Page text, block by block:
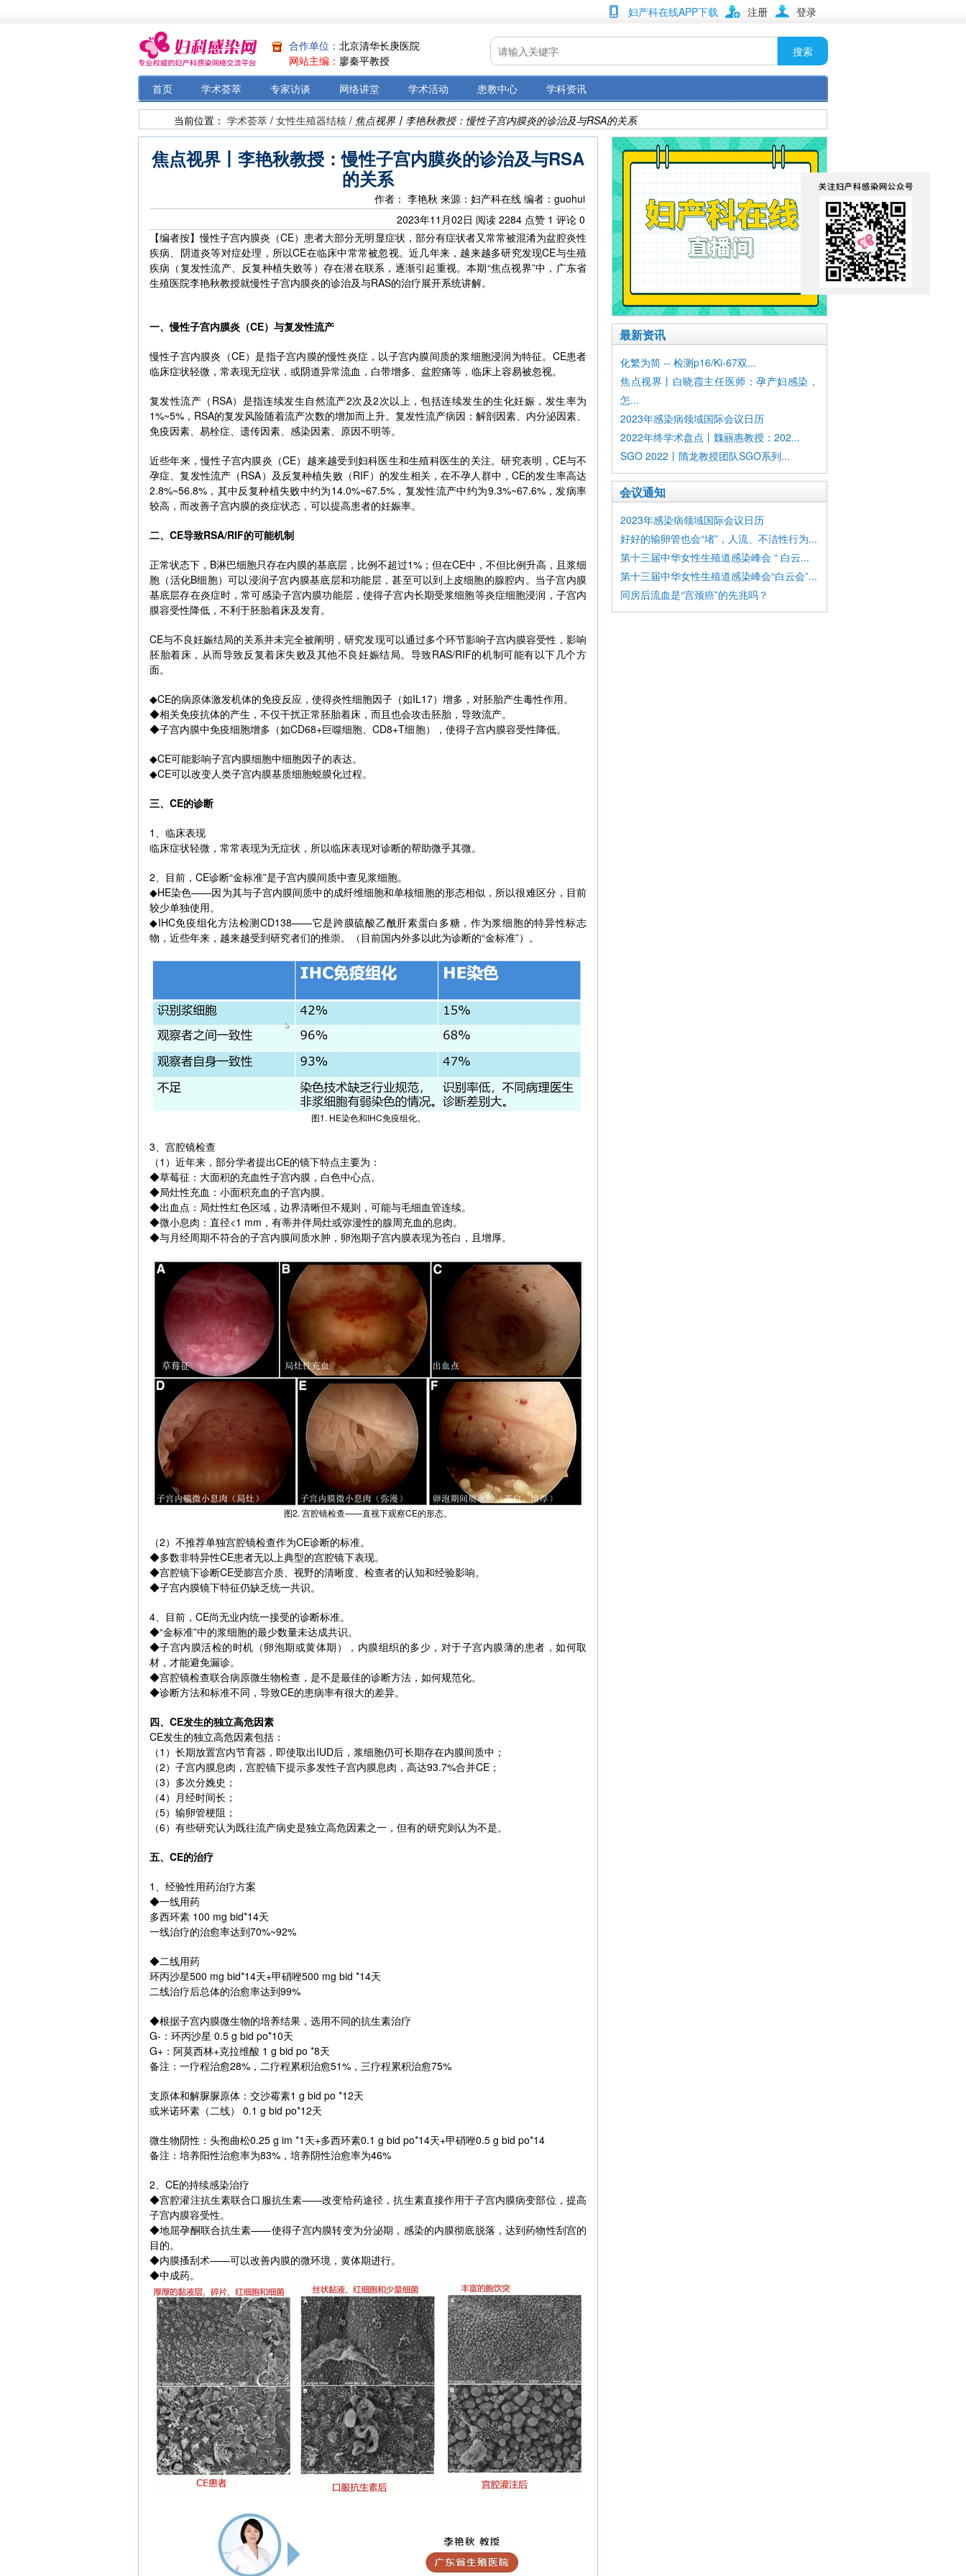
妇产科在线APP下载 注册 登录
合作单位： 北京清华长庚医院
网站主编： 廖秦平教授
搜索
首页 学术荟萃 专家访谈 网络讲堂 学术活动 患教中心 学科资讯
当前位置： 学术荟萃 / 女性生殖器结核 / 焦点视界丨李艳秋教授：慢性子宫内膜炎的诊治及与RSA的关系
焦点视界丨李艳秋教授：慢性子宫内膜炎的诊治及与RSA
的关系
作者： 李艳秋 来源：妇产科在线 编者：guohui
2023年11月02日 阅读 2284 点赞 1 评论 0
【编者按】慢性子宫内膜炎（CE）患者大部分无明显症状，部分有症状者又常常被混淆为盆腔炎性
疾病、阴道炎等对症处理，所以CE在临床中常常被忽视。近几年来，越来越多研究发现CE与生殖
疾病（复发性流产、反复种植失败等）存在潜在联系，逐渐引起重视。本期“焦点视界”中，广东省
生殖医院李艳秋教授就慢性子宫内膜炎的诊治及与RAS的治疗展开系统讲解。
一、慢性子宫内膜炎（CE）与复发性流产
慢性子宫内膜炎（CE）是指子宫内膜的慢性炎症，以子宫内膜间质的浆细胞浸润为特征。CE患者
临床症状轻微，常表现无症状，或阴道异常流血，白带增多、盆腔痛等，临床上容易被忽视。
复发性流产（RSA）是指连续发生自然流产2次及2次以上，包括连续发生的生化妊娠，发生率为
1%~5%，RSA的复发风险随着流产次数的增加而上升。复发性流产病因：解剖因素、内分泌因素、
免疫因素、易栓症、遗传因素、感染因素、原因不明等。
近些年来，慢性子宫内膜炎（CE）越来越受到妇科医生和生殖科医生的关注。研究表明，CE与不
孕症、复发性流产（RSA）及反复种植失败（RIF）的发生相关，在不孕人群中，CE的发生率高达
2.8%~56.8%，其中反复种植失败中约为14.0%~67.5%，复发性流产中约为9.3%~67.6%，发病率
较高，而改善子宫内膜的炎症状态，可以提高患者的妊娠率。
二、CE导致RSA/RIF的可能机制
正常状态下，B淋巴细胞只存在内膜的基底层，比例不超过1%；但在CE中，不但比例升高，且浆细
胞（活化B细胞）可以浸润子宫内膜基底层和功能层，甚至可以到上皮细胞的腺腔内。当子宫内膜
基底层存在炎症时，常可感染子宫内膜功能层，使得子宫内长期受浆细胞等炎症细胞浸润，子宫内
膜容受性降低，不利于胚胎着床及发育。
CE与不良妊娠结局的关系并未完全被阐明，研究发现可以通过多个环节影响子宫内膜容受性，影响
胚胎着床，从而导致反复着床失败及其他不良妊娠结局。导致RAS/RIF的机制可能有以下几个方
面。
◆CE的病原体激发机体的免疫反应，使得炎性细胞因子（如IL17）增多，对胚胎产生毒性作用。
◆相关免疫抗体的产生，不仅干扰正常胚胎着床，而且也会攻击胚胎，导致流产。
◆子宫内膜中免疫细胞增多（如CD68+巨噬细胞、CD8+T细胞），使得子宫内膜容受性降低。
◆CE可能影响子宫内膜细胞中细胞因子的表达。
◆CE可以改变人类子宫内膜基质细胞蜕膜化过程。
三、CE的诊断
1、临床表现
临床症状轻微，常常表现为无症状，所以临床表现对诊断的帮助微乎其微。
2、目前，CE诊断“金标准”是子宫内膜间质中查见浆细胞。
◆HE染色——因为其与子宫内膜间质中的成纤维细胞和单核细胞的形态相似，所以很难区分，目前
较少单独使用。
◆IHC免疫组化方法检测CD138——它是跨膜硫酸乙酰肝素蛋白多糖，作为浆细胞的特异性标志
物，近些年来，越来越受到研究者们的推崇。（目前国内外多以此为诊断的“金标准”）。
图1. HE染色和IHC免疫组化。
3、宫腔镜检查
（1）近年来，部分学者提出CE的镜下特点主要为：
◆草莓征：大面积的充血性子宫内膜，白色中心点。
◆局灶性充血：小面积充血的子宫内膜。
◆出血点：局灶性红色区域，边界清晰但不规则，可能与毛细血管连续。
◆微小息肉：直径<1 mm，有蒂并伴局灶或弥漫性的腺周充血的息肉。
◆与月经周期不符合的子宫内膜间质水肿，卵泡期子宫内膜表现为苍白，且增厚。
图2. 宫腔镜检查——直视下观察CE的形态。
（2）不推荐单独宫腔镜检查作为CE诊断的标准。
◆多数非特异性CE患者无以上典型的宫腔镜下表现。
◆宫腔镜下诊断CE受膨宫介质、视野的清晰度、检查者的认知和经验影响。
◆子宫内膜镜下特征仍缺乏统一共识。
4、目前，CE尚无业内统一接受的诊断标准。
◆“金标准”中的浆细胞的最少数量未达成共识。
◆子宫内膜活检的时机（卵泡期或黄体期），内膜组织的多少，对于子宫内膜薄的患者，如何取
材，才能避免漏诊。
◆宫腔镜检查联合病原微生物检查，是不是最佳的诊断方法，如何规范化。
◆诊断方法和标准不同，导致CE的患病率有很大的差异。
四、CE发生的独立高危因素
CE发生的独立高危因素包括：
（1）长期放置宫内节育器，即使取出IUD后，浆细胞仍可长期存在内膜间质中；
（2）子宫内膜息肉，宫腔镜下提示多发性子宫内膜息肉，高达93.7%合并CE；
（3）多次分娩史；
（4）月经时间长；
（5）输卵管梗阻；
（6）有些研究认为既往流产病史是独立高危因素之一，但有的研究则认为不是。
五、CE的治疗
1、经验性用药治疗方案
◆一线用药
多西环素 100 mg bid*14天
一线治疗的治愈率达到70%~92%
◆二线用药
环丙沙星500 mg bid*14天+甲硝唑500 mg bid *14天
二线治疗后总体的治愈率达到99%
◆根据子宫内膜微生物的培养结果，选用不同的抗生素治疗
G-：环丙沙星 0.5 g bid po*10天
G+：阿莫西林+克拉维酸 1 g bid po *8天
备注：一疗程治愈28%，二疗程累积治愈51%，三疗程累积治愈75%
支原体和解脲脲原体：交沙霉素1 g bid po *12天
或米诺环素（二线） 0.1 g bid po*12天
微生物阴性：头孢曲松0.25 g im *1天+多西环素0.1 g bid po*14天+甲硝唑0.5 g bid po*14
备注：培养阳性治愈率为83%，培养阴性治愈率为46%
2、CE的持续感染治疗
◆宫腔灌注抗生素联合口服抗生素——改变给药途径，抗生素直接作用于子宫内膜病变部位，提高
子宫内膜容受性。
◆地屈孕酮联合抗生素——使得子宫内膜转变为分泌期，感染的内膜彻底脱落，达到药物性刮宫的
目的。
◆内膜搔刮术——可以改善内膜的微环境，黄体期进行。
◆中成药。
最新资讯
化繁为简 -- 检测p16/Ki-67双...
焦点视界丨白晓霞主任医师：孕产妇感染，
怎...
2023年感染病领域国际会议日历
2022年终学术盘点丨魏丽惠教授：202...
SGO 2022丨隋龙教授团队SGO系列...
会议通知
2023年感染病领域国际会议日历
好好的输卵管也会“堵”，人流、不洁性行为...
第十三届中华女性生殖道感染峰会 “ 白云...
第十三届中华女性生殖道感染峰会“白云会”...
同房后流血是“宫颈癌”的先兆吗？